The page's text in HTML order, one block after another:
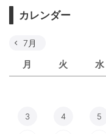
カレンダー
月 火 水
7月
3 4 5